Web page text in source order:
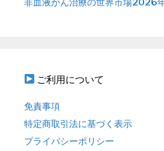
ご利用について
免責事項
特定商取引法に基づく表示
プライバシーポリシー